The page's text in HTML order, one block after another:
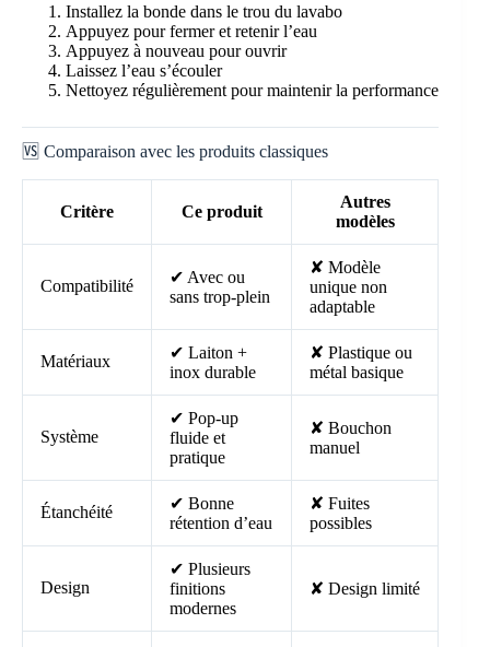
Installez la bonde dans le trou du lavabo
Appuyez pour fermer et retenir l’eau
Appuyez à nouveau pour ouvrir
Laissez l’eau s’écouler
Nettoyez régulièrement pour maintenir la performance
🆚 Comparaison avec les produits classiques
Critère Ce produit
Autres
modèles
Compatibilité
✔ Avec ou
sans trop-plein
✘ Modèle
unique non
adaptable
Matériaux
✔ Laiton +
inox durable
✘ Plastique ou
métal basique
Système
✔ Pop-up
fluide et
pratique
✘ Bouchon
manuel
Étanchéité
✔ Bonne
rétention d’eau
✘ Fuites
possibles
Design
✔ Plusieurs
finitions
modernes
✘ Design limité